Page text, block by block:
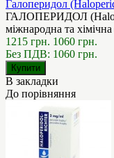
Галоперидол
ГАЛОПЕРИДОЛ
міжнародна та
1215 грн. 1060 грн.
Без ПДВ: 1060 грн.
В закладки
До порівняння